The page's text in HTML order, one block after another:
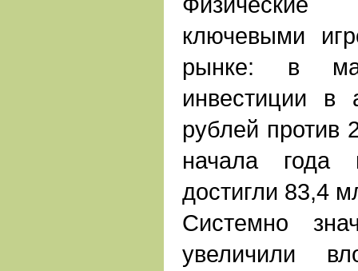
ключевыми
рынке: в
инвестиции
рублей против
начала года
достигли 83,4
Системно
увеличили